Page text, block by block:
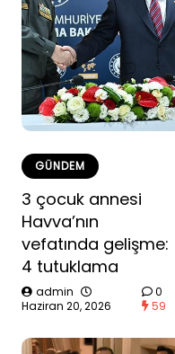
GÜNDEM
3 çocuk annesi
Havva’nın
vefatında gelişme:
4 tutuklama
admin
Haziran 20, 2026
0
59